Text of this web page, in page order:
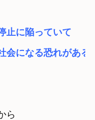
止に陥っていて
会になる恐れがある
ら